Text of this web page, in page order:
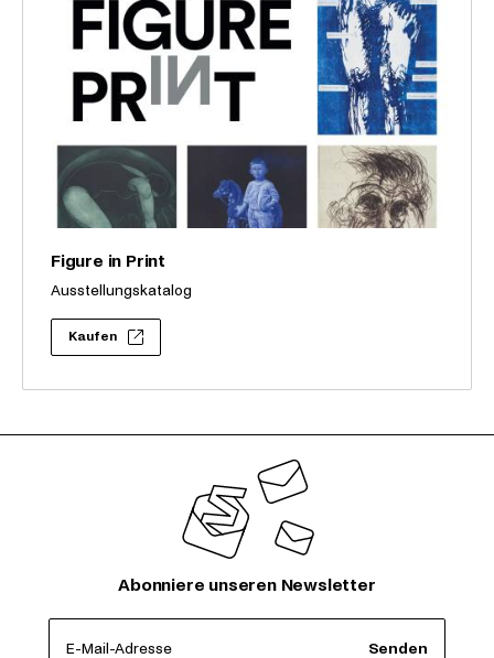
Figure in Print
Ausstellungskatalog
Kaufen
Abonniere unseren Newsletter
E-Mail-Adresse Senden